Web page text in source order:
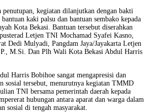
penutupan, kegiatan dilanjutkan dengan bakti
kaki palsu dan bantuan sembako kepada
Kota Bekasi. Bantuan tersebut diserahkan
Letjen TNI Mochamad Syafei Kasno,
Dedi Mulyadi, Pangdam Jaya/Jayakarta Letjen
M.Si. Dan Plh Wali Kota Bekasi Abdul Harris
Harris Bobihoe sangat mengapresisi dan
sosial tersebut, menurutnya kegiatan TMMD
TNI bersama pemerintah daerah kepada
hubungan antara aparat dan warga dalam
sosial di tengah masyarakat.